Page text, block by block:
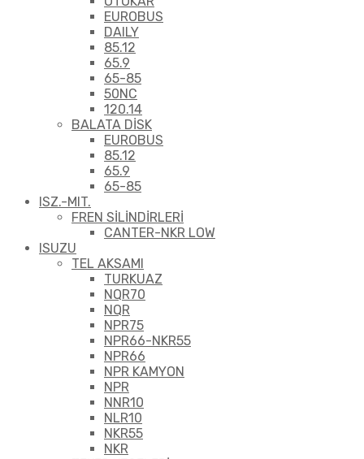
EUROBUS
DAILY
85.12
65.9
65-85
50NC
120.14
BALATA DİSK
EUROBUS
85.12
65.9
65-85
ISZ.-MIT.
FREN SİLİNDİRLERİ
CANTER-NKR LOW
ISUZU
TEL AKSAMI
TURKUAZ
NQR70
NQR
NPR75
NPR66-NKR55
NPR66
NPR KAMYON
NPR
NNR10
NLR10
NKR55
NKR